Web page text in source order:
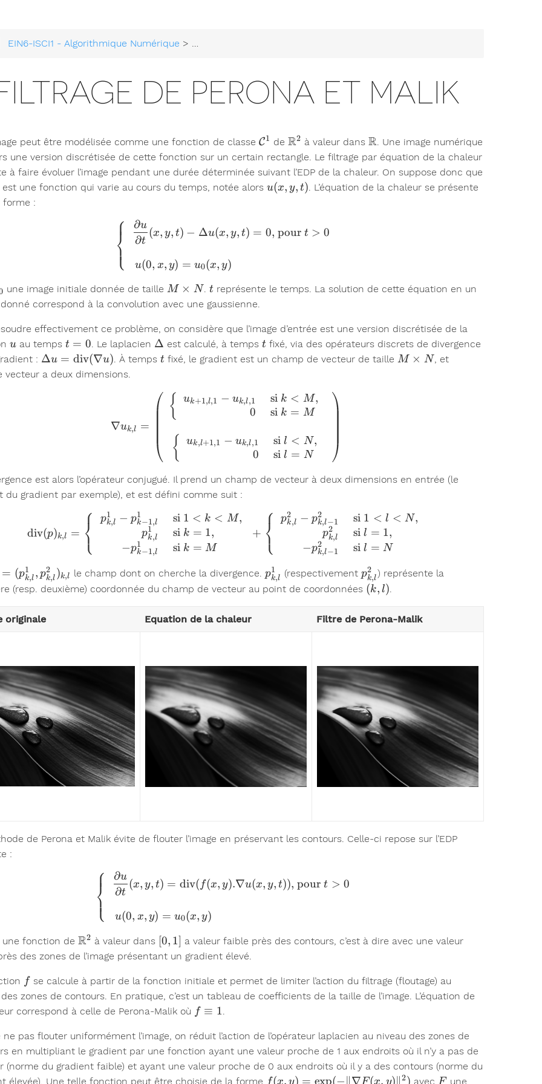
EIN6-ISCI1 - Algorithmique Numérique > Projet 6 - Résolution approchée d'équations différentielles / Modélisation
DE PERONA ET MALIK
peut être modélisée comme une fonction de classe \mathcal{C}^1
C1 de\R^2
R2 à valeur dans\R
R. Une image numérique
une version discrétisée de cette fonction sur un certain rectangle. Le filtrage par équation de la chaleur
à faire évoluer l’image pendant une durée déterminée suivant l’EDP de la chaleur. On suppose donc que
est une fonction qui varie au cours du temps, notée alors u(x,y,t)
u(x, y, t). L’équation de la chaleur se présente
forme :
\left\lbrace \begin{array}{l} \dfrac{\partial u}{\partial
⎩
⎨⎧ ∂t
∂u
(x, y, t) − Δu(x, y, t) = 0, pour t > 0
u(0, x, y) = u0(x, y)
une image initiale donnée de taille M
\times
M × N. t
treprésente le temps. La solution de cette équation en un
correspond à la convolution avec une gaussienne.
effectivement ce problème, on considère que l’image d’entrée est une version discrétisée de la
u
u au temps t=0
t = 0. Le laplacien \Delta
Δ est calculé, à temps t
tfixé, via des opérateurs discrets de divergence
: \Delta u =
\mathrm{div}
Δu = div(∇u). À tempst
t fixé, le gradient est un champ de vecteur de tailleM
M × N, et
vecteur a deux dimensions.
\nabla u_{k,l} = \left( \begin{array}{l} \left\lbrace
∇uk,l =
{ uk+1,l,1 − uk,l,1
0
si k < M,
si k = M
{ uk,l+1,1 − uk,l,1
0
sil < N,
sil = N
est alors l’opérateur conjugué. Il prend un champ de vecteur à deux dimensions en entrée (le
du gradient par exemple), et est défini comme suit :
\mathrm{div}(p)_{k,l} = \left\lbrace \begin{array}{rl}
div(p)k,l = ⎩
⎨⎧ pk,l
1 − pk−1,l
1
pk,l
1
−pk−1,l
1
si 1 < k < M,
si k = 1,
si k = M
+ ⎩
⎨⎧ pk,l
2 − pk,l−1
2
pk,l
2
−pk,l−1
2
si 1 < l < N,
sil = 1,
sil = N
= (p^1_{k,l},
= (pk,l
1 , pk,l
2 )k,l le champ dont on cherche la divergence. p^1_{k,l}
pk,l
1 (respectivement p^2_{k,l}
pk,l
2
) représente la
(resp. deuxième) coordonnée du champ de vecteur au point de coordonnées (k,l)
(k, l).
originale Equation de la chaleur Filtre de Perona-Malik
de Perona et Malik évite de flouter l’image en préservant les contours. Celle-ci repose sur l’EDP
:
\left\lbrace \begin{array}{l} \dfrac{\partial u}{\partial
⎩
⎨⎧ ∂t
∂u
(x, y, t) = div( f(x, y).∇u(x, y, t)), pourt > 0
u(0, x, y) = u0(x, y)
une fonction de\R^2
R2 à valeur dans [0,1]
[0, 1] a valeur faible près des contours, c’est à dire avec une valeur
des zones de l’image présentant un gradient élevé.
ff se calcule à partir de la fonction initiale et permet de limiter l’action du filtrage (floutage) au
zones de contours. En pratique, c’est un tableau de coefficients de la taille de l’image. L’équation de
correspond à celle de Perona-Malik où f
1
f ≡ 1
ne pas flouter uniformément l’image, on réduit l’action de l’opérateur laplacien au niveau des zones de
en multipliant le gradient par une fonction ayant une valeur proche de 1 aux endroits où il n’y a pas de
(norme du gradient faible) et ayant une valeur proche de 0 aux endroits où il y a des contours (norme du
élevée). Une telle fonction peut être choisie de la forme f(x,y) =
f(x, y) = exp(−∥∇F(x, y)∥2) avec F
F une